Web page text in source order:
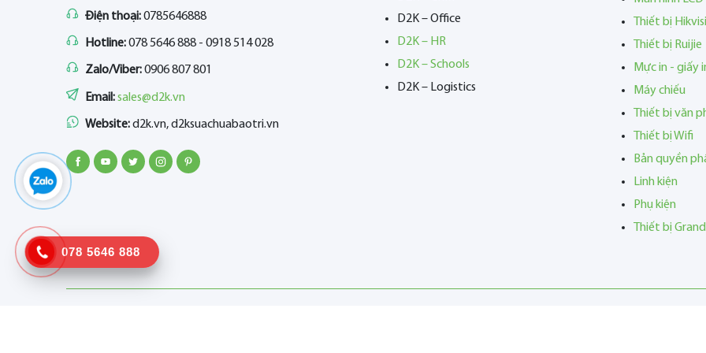
Điện thoại:0785646888
Hotline:078 5646 888 - 0918 514 028
Zalo/Viber:0906 807 801
Email:sales@d2k.vn
Website:d2k.vn, d2ksuachuabaotri.vn
D2K – Office
D2K – HR
D2K – Schools
D2K – Logistics
Thiết bị
Thiết bị Ruijie
Mực in - giấy
Máy chiếu
Thiết bị văn
Thiết bị Wifi
Bản quyền
Linh kiện
Phụ kiện
Thiết bị
078 5646 888